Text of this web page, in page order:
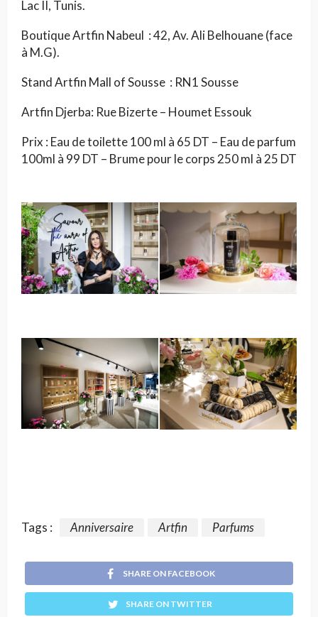
Lac II, Tunis.
Boutique Artfin Nabeul : 42, Av. Ali Belhouane (face
à M.G).
Stand Artfin Mall of Sousse : RN1 Sousse
Artfin Djerba: Rue Bizerte – Houmet Essouk
Prix : Eau de toilette 100 ml à 65 DT – Eau de parfum
100ml à 99 DT – Brume pour le corps 250 ml à 25 DT
Tags : Anniversaire Artfin Parfums
SHARE ON FACEBOOK
SHARE ON TWITTER